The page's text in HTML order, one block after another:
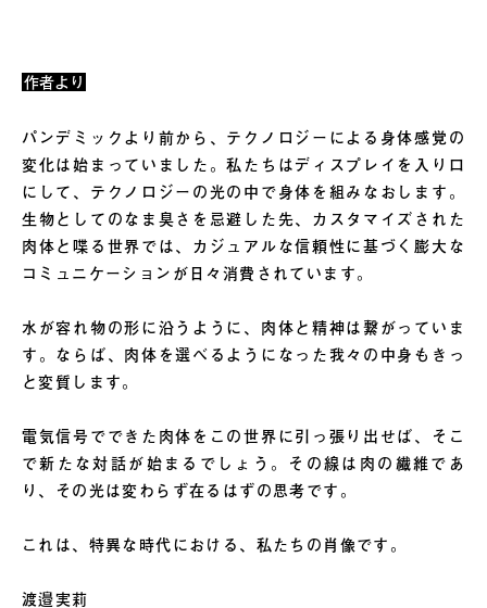
作者より
パンデミックより前から、テクノロジーによる身体感覚の
変化は始まっていました。私たちはディスプレイを入り口
にして、テクノロジーの光の中で身体を組みなおします。
生物としてのなま臭さを忌避した先、カスタマイズされた
肉体と喋る世界では、カジュアルな信頼性に基づく膨大な
コミュニケーションが日々消費されています。
水が容れ物の形に沿うように、肉体と精神は繋がっていま
す。ならば、肉体を選べるようになった我々の中身もきっ
と変質します。
電気信号でできた肉体をこの世界に引っ張り出せば、そこ
で新たな対話が始まるでしょう。その線は肉の繊維であ
り、その光は変わらず在るはずの思考です。
これは、特異な時代における、私たちの肖像です。
渡邉実莉